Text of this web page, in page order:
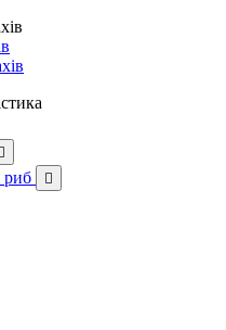

риб 